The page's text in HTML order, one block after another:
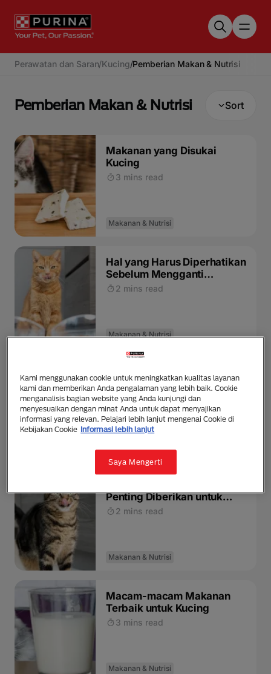
Perawatan dan Saran/Kucing/Pemberian Makan & Nutrisi
Pemberian Makan & Nutrisi Sort
Makanan yang Disukai
Kucing
3 mins read
Makanan & Nutrisi
Hal yang Harus Diperhatikan
Sebelum Mengganti
Makanan Kucing
2 mins read
Makanan & Nutrisi
Makanan untuk Kucing
Rumahan
3 mins read
Penting Diberikan untuk
Kucing
2 mins read
Makanan & Nutrisi
Macam-macam Makanan
Terbaik untuk Kucing
3 mins read
Makanan & Nutrisi
Kami menggunakan cookie untuk meningkatkan kualitas layanan
kami dan memberikan Anda pengalaman yang lebih baik. Cookie
menganalisis bagian website yang Anda kunjungi dan
menyesuaikan dengan minat Anda untuk dapat menyajikan
informasi yang relevan. Pelajari lebih lanjut mengenai Cookie di
Kebijakan Cookie
Informasi lebih lanjut
Saya Mengerti